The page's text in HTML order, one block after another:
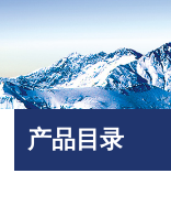
产品目录